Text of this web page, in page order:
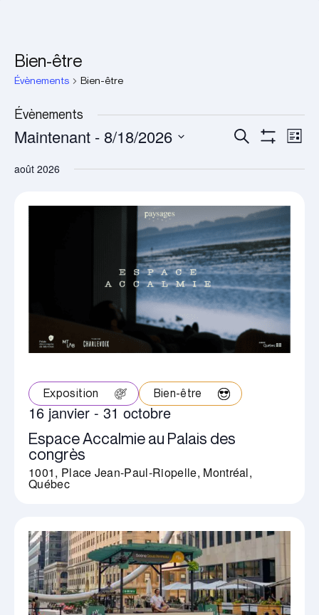
Bien-être
Évènements Bien-être
Évènements
Recherche
navigation
vues
Évènements
Recherche
Filtres vues
Liste
Maintenant - 8/18/2026
une
août 2026
Espace Accalmie au Palais des
congrès
16 janvier-31 octobre
1001, Place Jean-Paul-Riopelle, Montréal,
Québec
Exposition Bien-être